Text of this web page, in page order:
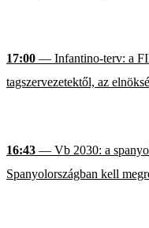
17:00 — Infantino-terv: a
tagszervezetektől, az
16:43 — Vb 2030: a
Spanyolországban kell